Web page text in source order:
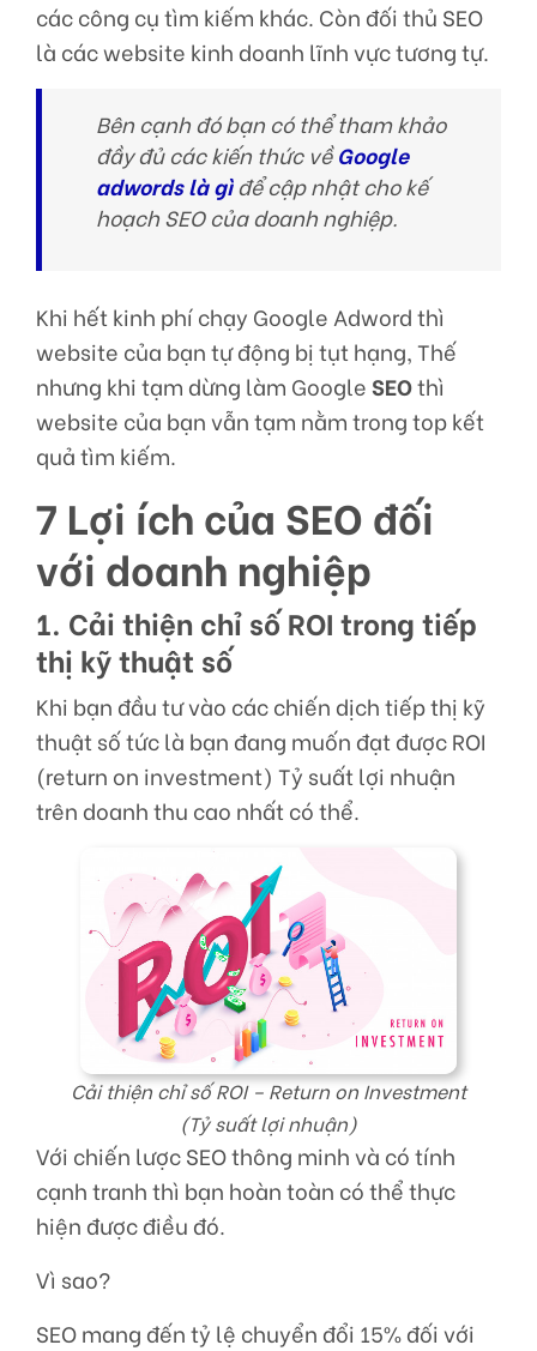
các công cụ tìm kiếm khác. Còn đối thủ SEO
là các website kinh doanh lĩnh vực tương tự.
Bên cạnh đó bạn có thể tham khảo
đầy đủ các kiến thức vềGoogle
adwords là gìđể cập nhật cho kế
hoạch SEO của doanh nghiệp.
Khi hết kinh phí chạy Google Adword thì
website của bạn tự động bị tụt hạng, Thế
nhưng khi tạm dừng làm GoogleSEOthì
website của bạn vẫn tạm nằm trong top kết
quả tìm kiếm.
7 Lợi ích của SEO đối
với doanh nghiệp
1. Cải thiện chỉ số ROI trong tiếp
thị kỹ thuật số
Khi bạn đầu tư vào các chiến dịch tiếp thị kỹ
thuật số tức là bạn đang muốn đạt được ROI
(return on investment) Tỷ suất lợi nhuận
trên doanh thu cao nhất có thể.
Cải thiện chỉ số ROI – Return on Investment
(Tỷ suất lợi nhuận)
Với chiến lược SEO thông minh và có tính
cạnh tranh thì bạn hoàn toàn có thể thực
hiện được điều đó.
Vì sao?
SEO mang đến tỷ lệ chuyển đổi 15% đối với